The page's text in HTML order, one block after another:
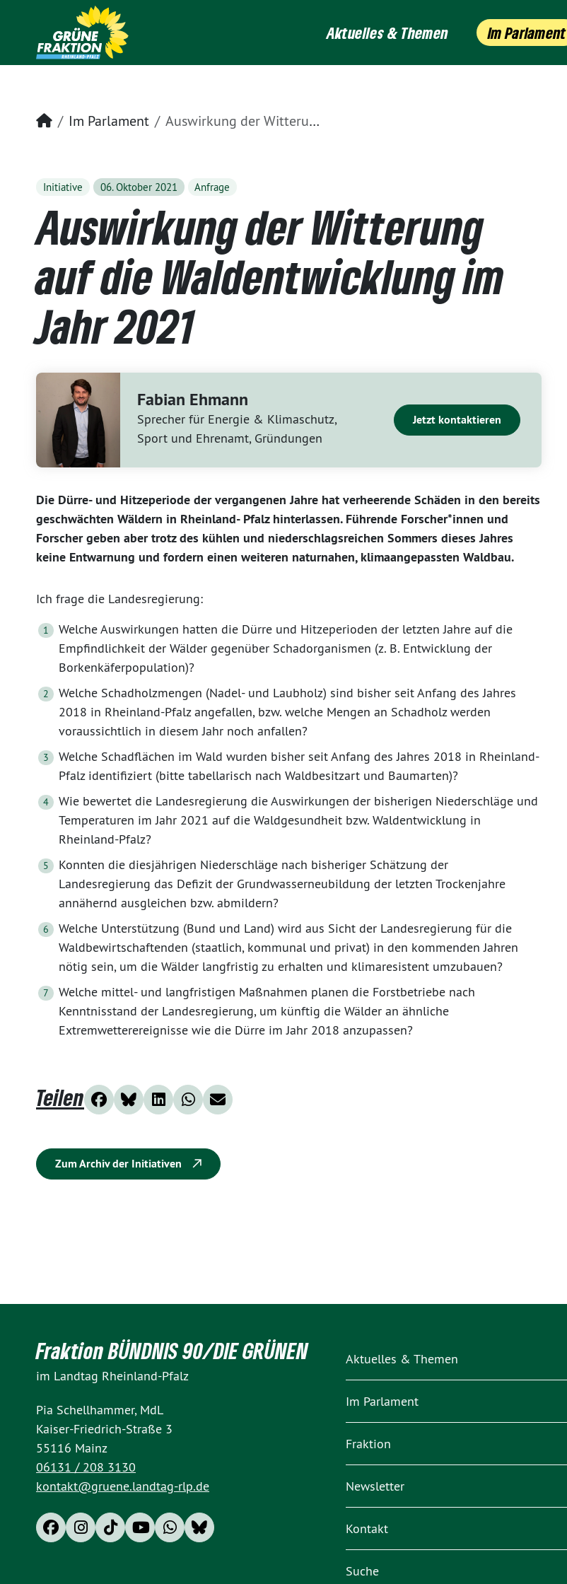
Aktuelles & Themen Im Parlament
Startseite
Im Parlament Auswirkung der Witterung auf die Waldentwicklung im Jahr 2021
Initiative 06. Oktober 2021 Anfrage
Auswirkung der Witterung
auf die Waldentwicklung im
Jahr 2021
Fabian Ehmann
Sprecher für Energie & Klimaschutz,
Sport und Ehrenamt, Gründungen
Jetzt kontaktieren
Die Dürre- und Hitzeperiode der vergangenen Jahre hat verheerende Schäden in den bereits
geschwächten Wäldern in Rheinland- Pfalz hinterlassen. Führende Forscher*innen und
Forscher geben aber trotz des kühlen und niederschlagsreichen Sommers dieses Jahres
keine Entwarnung und fordern einen weiteren naturnahen, klimaangepassten Waldbau.
Ich frage die Landesregierung:
Welche Auswirkungen hatten die Dürre und Hitzeperioden der letzten Jahre auf die
Empfindlichkeit der Wälder gegenüber Schadorganismen (z. B. Entwicklung der
Borkenkäferpopulation)?
Welche Schadholzmengen (Nadel- und Laubholz) sind bisher seit Anfang des Jahres
2018 in Rheinland-Pfalz angefallen, bzw. welche Mengen an Schadholz werden
voraussichtlich in diesem Jahr noch anfallen?
Welche Schadflächen im Wald wurden bisher seit Anfang des Jahres 2018 in Rheinland-
Pfalz identifiziert (bitte tabellarisch nach Waldbesitzart und Baumarten)?
Wie bewertet die Landesregierung die Auswirkungen der bisherigen Niederschläge und
Temperaturen im Jahr 2021 auf die Waldgesundheit bzw. Waldentwicklung in
Rheinland-Pfalz?
Konnten die diesjährigen Niederschläge nach bisheriger Schätzung der
Landesregierung das Defizit der Grundwasserneubildung der letzten Trockenjahre
annähernd ausgleichen bzw. abmildern?
Welche Unterstützung (Bund und Land) wird aus Sicht der Landesregierung für die
Waldbewirtschaftenden (staatlich, kommunal und privat) in den kommenden Jahren
nötig sein, um die Wälder langfristig zu erhalten und klimaresistent umzubauen?
Welche mittel- und langfristigen Maßnahmen planen die Forstbetriebe nach
Kenntnisstand der Landesregierung, um künftig die Wälder an ähnliche
Extremwetterereignisse wie die Dürre im Jahr 2018 anzupassen?
Teilen
Zum Archiv der Initiativen
Fraktion BÜNDNIS 90/DIE GRÜNEN
im Landtag Rheinland-Pfalz
Pia Schellhammer, MdL
Kaiser-Friedrich-Straße 3
55116 Mainz
06131 / 208 3130
kontakt@gruene.landtag-rlp.de
Aktuelles & Themen
Im Parlament
Fraktion
Newsletter
Kontakt
Suche